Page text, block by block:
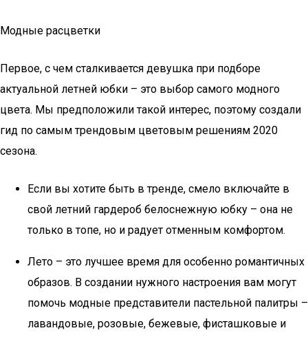
Модные расцветки
Первое, с чем сталкивается девушка при подборе
актуальной летней юбки – это выбор самого модного
цвета. Мы предположили такой интерес, поэтому создали
гид по самым трендовым цветовым решениям 2020
сезона.
Если вы хотите быть в тренде, смело включайте в
свой летний гардероб белоснежную юбку – она не
только в топе, но и радует отменным комфортом.
Лето – это лучшее время для особенно романтичных
образов. В создании нужного настроения вам могут
помочь модные представители пастельной палитры –
лавандовые, розовые, бежевые, фисташковые и